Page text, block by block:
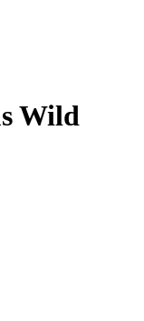
Wild